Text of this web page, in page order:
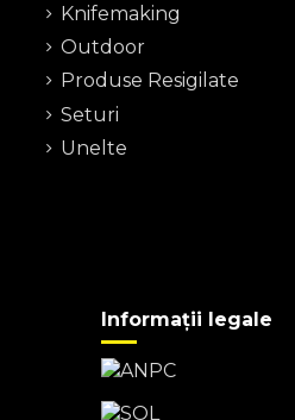
Knifemaking
Outdoor
Produse Resigilate
Seturi
Unelte
Informații legale